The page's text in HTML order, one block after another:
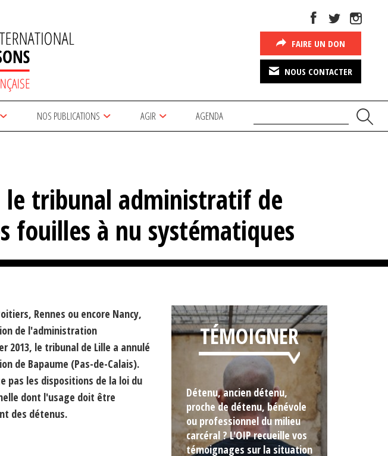
FAIRE UN DON
NOUS CONTACTER
NOS PUBLICATIONS AGIR AGENDA
le tribunal administratif de
fouilles à nu systématiques
Rennes ou encore Nancy,
de l'administration
le tribunal de Lille a annulé
de Bapaume (Pas-de-Calais).
pas les dispositions de la loi du
dont l'usage doit être
des détenus.
TÉMOIGNER
Détenu, ancien détenu,
proche de détenu, bénévole
ou professionnel du milieu
carcéral ? L'OIP recueille vos
témoignages sur la situation